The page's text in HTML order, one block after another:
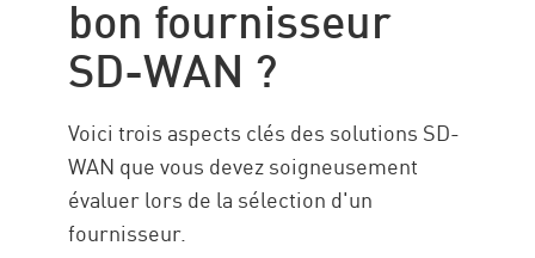
bon fournisseur
SD-WAN ?
Voici trois aspects clés des solutions SD-
WAN que vous devez soigneusement
évaluer lors de la sélection d'un
fournisseur.